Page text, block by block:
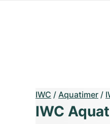
IWC / Aquatimer /
IWC